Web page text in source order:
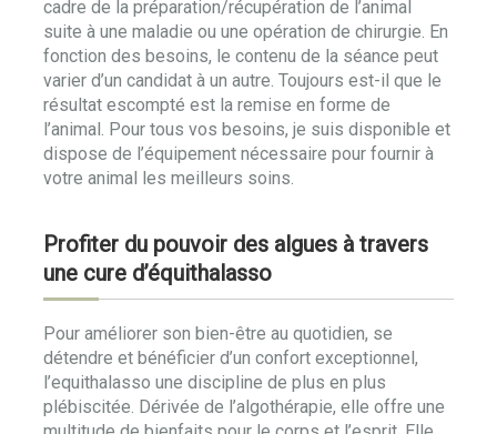
cadre de la préparation/récupération de l’animal
suite à une maladie ou une opération de chirurgie. En
fonction des besoins, le contenu de la séance peut
varier d’un candidat à un autre. Toujours est-il que le
résultat escompté est la remise en forme de
l’animal. Pour tous vos besoins, je suis disponible et
dispose de l’équipement nécessaire pour fournir à
votre animal les meilleurs soins.
Profiter du pouvoir des algues à travers
une cure d’équithalasso
Pour améliorer son bien-être au quotidien, se
détendre et bénéficier d’un confort exceptionnel,
l’equithalasso une discipline de plus en plus
plébiscitée. Dérivée de l’algothérapie, elle offre une